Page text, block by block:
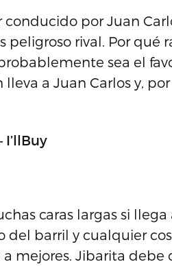
conducido por Juan
peligroso rival. Por qué
sea el
lleva a Juan Carlos y,
I’llBuy
caras largas si
del barril y cualquier
mejores. Jibarita debe